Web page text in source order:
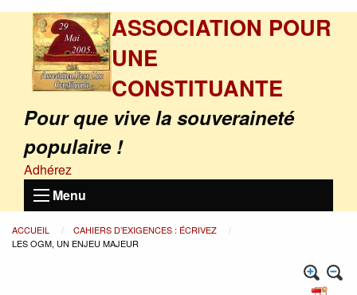
ASSOCIATION POUR
UNE
CONSTITUANTE
Pour que vive la souveraineté
populaire !
Adhérez
Menu
ACCUEIL
CAHIERS D’EXIGENCES : ÉCRIVEZ
LES OGM, UN ENJEU MAJEUR